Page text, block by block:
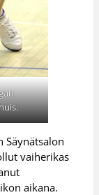
Säynätsalon
vaiherikas
aikana.